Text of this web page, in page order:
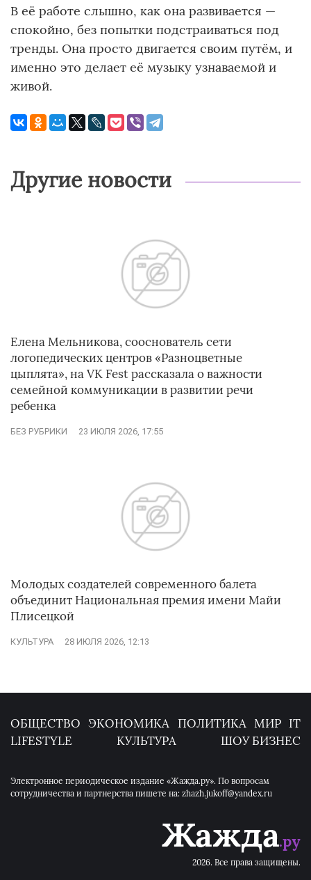
В её работе слышно, как она развивается —
спокойно, без попытки подстраиваться под
тренды. Она просто двигается своим путём, и
именно это делает её музыку узнаваемой и
живой.
Другие новости
Елена Мельникова, сооснователь сети
логопедических центров «Разноцветные
цыплята», на VK Fest рассказала о важности
семейной коммуникации в развитии речи
ребенка
БЕЗ РУБРИКИ 23 ИЮЛЯ 2026, 17:55
Молодых создателей современного балета
объединит Национальная премия имени Майи
Плисецкой
КУЛЬТУРА 28 ИЮЛЯ 2026, 12:13
ОБЩЕСТВО ЭКОНОМИКА ПОЛИТИКА МИР IT
LIFESTYLE
КУЛЬТУРА ШОУ БИЗНЕС
Электронное периодическое издание «Жажда.ру». По вопросам
сотрудничества и партнерства пишете на: zhazh.jukoff@yandex.ru
2026. Все права защищены.